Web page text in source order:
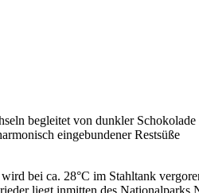
begleitet von dunkler Schokolade
eingebundener Restsüße
bei ca. 28°C im Stahltank
liegt inmitten des Nationalparks